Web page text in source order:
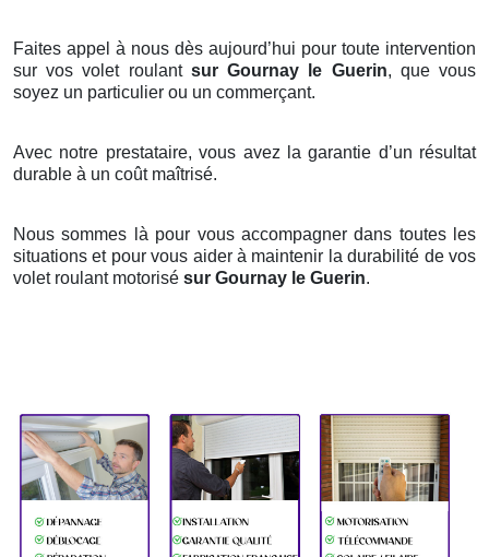
Faites appel à nous dès aujourd’hui pour toute intervention
sur vos volet roulant sur Gournay le Guerin, que vous
soyez un particulier ou un commerçant.
Avec notre prestataire, vous avez la garantie d’un résultat
durable à un coût maîtrisé.
Nous sommes là pour vous accompagner dans toutes les
situations et pour vous aider à maintenir la durabilité de vos
volet roulant motorisé sur Gournay le Guerin.